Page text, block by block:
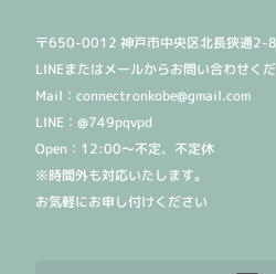
〒650-0012 神戸市中央区北長狭通2-
LINEまたはメールからお問い合わせく
Mail：connectronkobe@gmail.com
LINE：@749pqvpd
Open：12:00〜不定、不定休
※時間外も対応いたします。
お気軽にお申し付けください